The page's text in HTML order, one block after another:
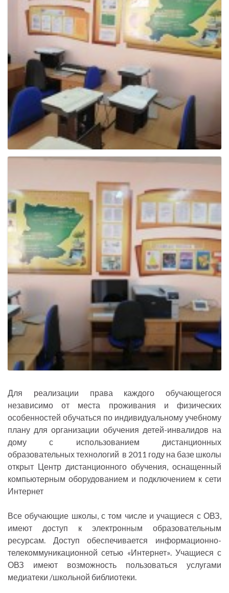
Для реализации права каждого обучающегося
независимо от места проживания и физических
особенностей обучаться по индивидуальному учебному
плану для организации обучения детей-инвалидов на
дому с использованием дистанционных
образовательных технологий в 2011 году на базе школы
открыт Центр дистанционного обучения, оснащенный
компьютерным оборудованием и подключением к сети
Интернет
Все обучающие школы, с том числе и учащиеся с ОВЗ,
имеют доступ к электронным образовательным
ресурсам. Доступ обеспечивается информационно-
телекоммуникационной сетью «Интернет». Учащиеся с
ОВЗ имеют возможность пользоваться услугами
медиатеки /школьной библиотеки.